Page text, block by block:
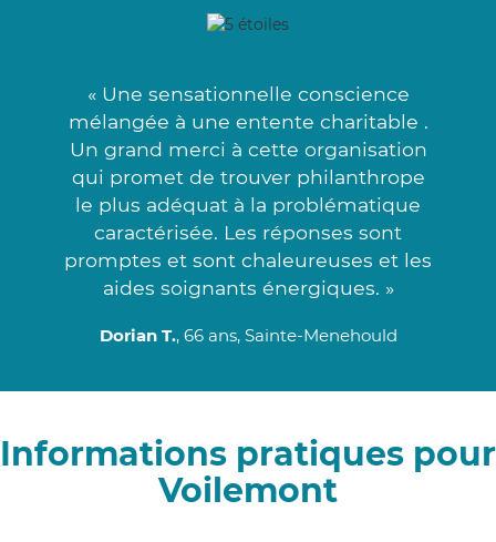
« Une sensationnelle conscience
mélangée à une entente charitable .
Un grand merci à cette organisation
qui promet de trouver philanthrope
le plus adéquat à la problématique
caractérisée. Les réponses sont
promptes et sont chaleureuses et les
aides soignants énergiques. »
Dorian T., 66 ans, Sainte-Menehould
Informations pratiques pour
Voilemont